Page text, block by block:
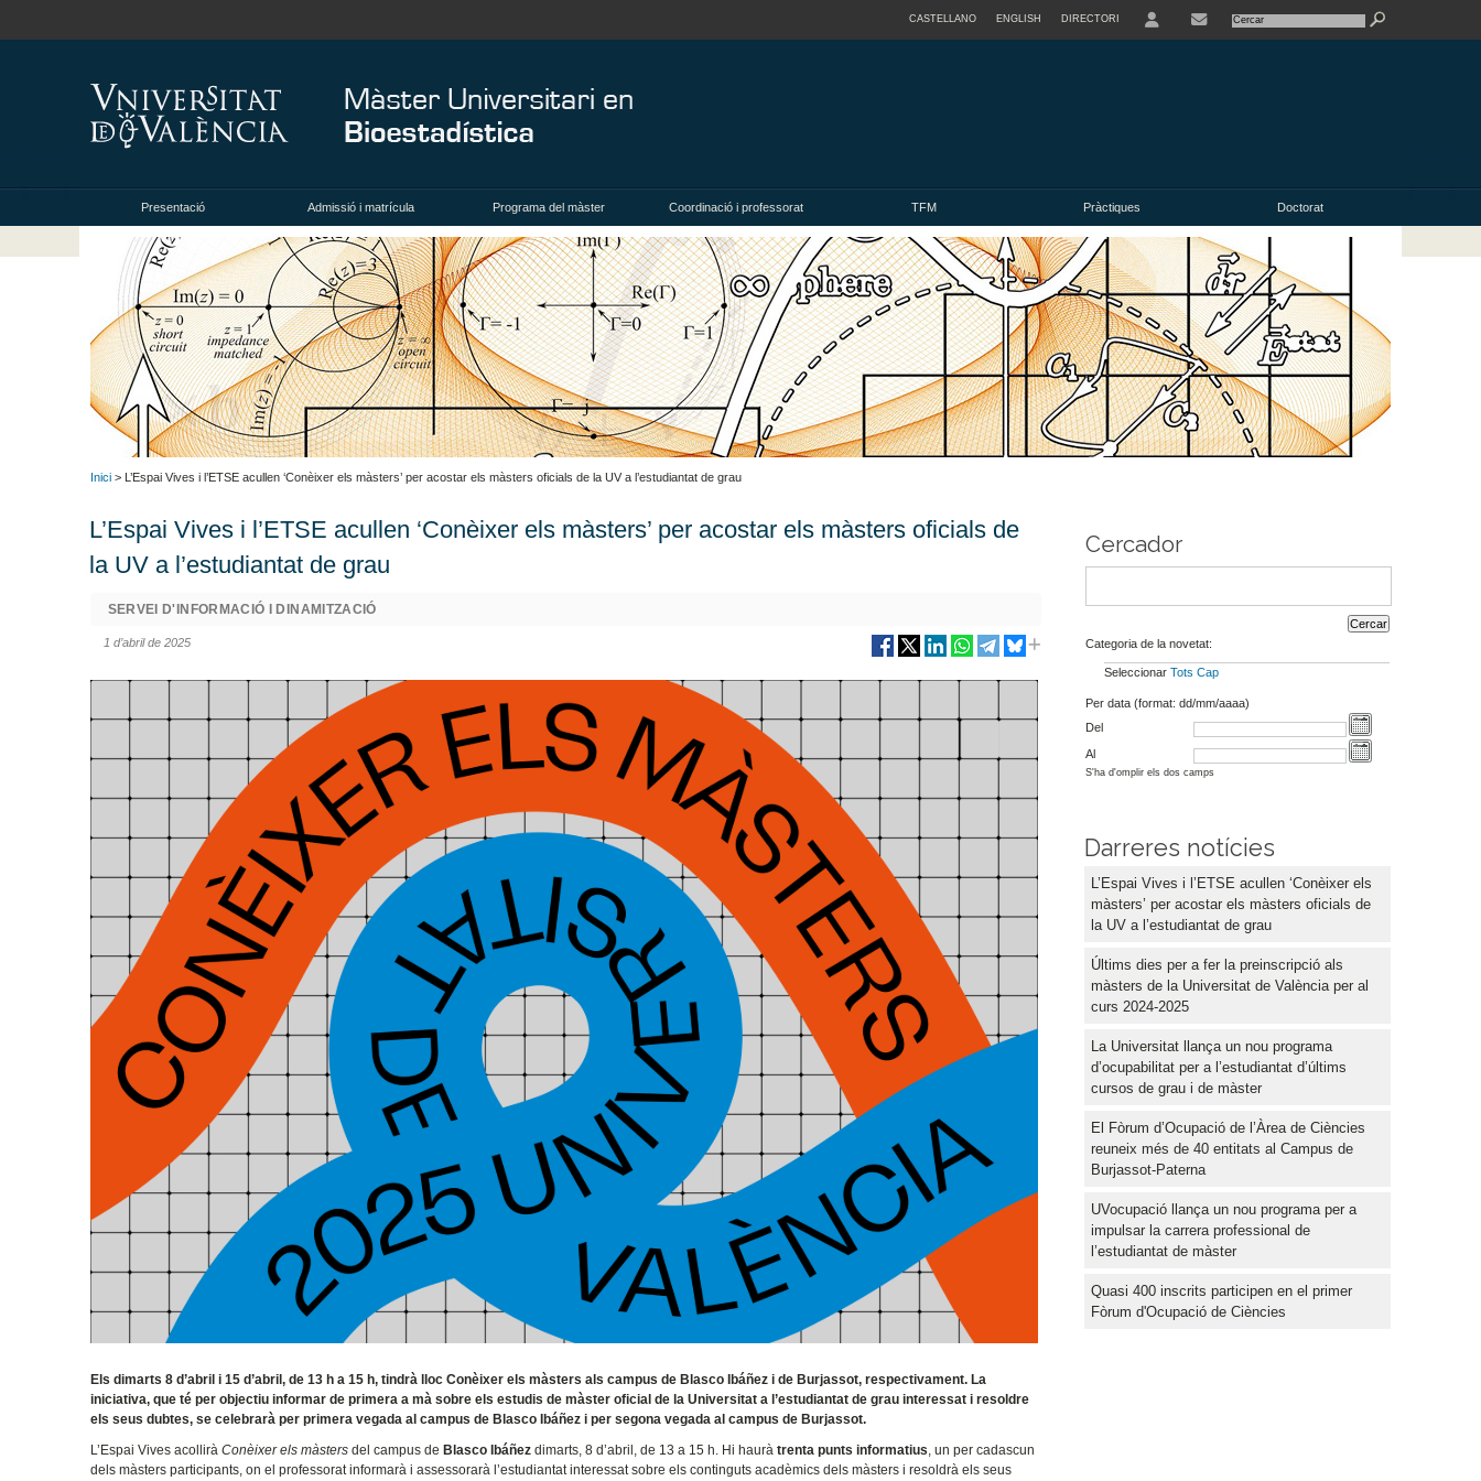
CASTELLANO ENGLISH DIRECTORI
Presentació Admissió i matrícula Programa del màster Coordinació i professorat TFM Pràctiques Doctorat
Inici > L’Espai Vives i l’ETSE acullen ‘Conèixer els màsters’ per acostar els màsters oficials de la UV a l’estudiantat de grau
L’Espai Vives i l’ETSE acullen ‘Conèixer els màsters’ per acostar els màsters oficials de
la UV a l’estudiantat de grau
SERVEI D'INFORMACIÓ I DINAMITZACIÓ
1 d’abril de 2025
Els dimarts 8 d’abril i 15 d’abril, de 13 h a 15 h, tindrà lloc Conèixer els màsters als campus de Blasco Ibáñez i de Burjassot, respectivament. La
iniciativa, que té per objectiu informar de primera a mà sobre els estudis de màster oficial de la Universitat a l’estudiantat de grau interessat i resoldre
els seus dubtes, se celebrarà per primera vegada al campus de Blasco Ibáñez i per segona vegada al campus de Burjassot.
L’Espai Vives acolliràConèixer els màsters del campus de Blasco Ibáñez dimarts, 8 d’abril, de 13 a 15 h. Hi hauràtrenta punts informatius, un per cadascun
dels màsters participants, on el professorat informarà i assessorarà l’estudiantat interessat sobre els continguts acadèmics dels màsters i resoldrà els seus
Cercador
Categoria de la novetat:
Seleccionar Tots Cap
Per data (format: dd/mm/aaaa)
Del
Al
S'ha d'omplir els dos camps
Darreres notícies
L’Espai Vives i l’ETSE acullen ‘Conèixer els
màsters’ per acostar els màsters oficials de
la UV a l’estudiantat de grau
Últims dies per a fer la preinscripció als
màsters de la Universitat de València per al
curs 2024-2025
La Universitat llança un nou programa
d’ocupabilitat per a l’estudiantat d’últims
cursos de grau i de màster
El Fòrum d’Ocupació de l’Àrea de Ciències
reuneix més de 40 entitats al Campus de
Burjassot-Paterna
UVocupació llança un nou programa per a
impulsar la carrera professional de
l’estudiantat de màster
Quasi 400 inscrits participen en el primer
Fòrum d'Ocupació de Ciències